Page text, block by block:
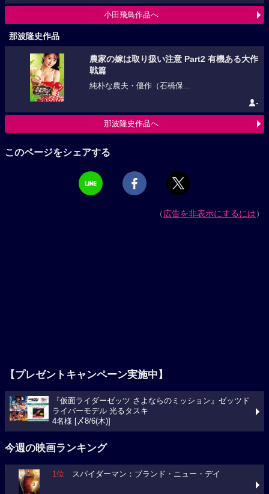
小田飛鳥作品へ
那波隆史作品
農家の嫁は取り扱い注意 Part2 有機ある大作
戦篇
純朴な農夫・優作（石橋保...
-
那波隆史作品へ
このページをシェアする
（広告を非表示にするには）
【プレゼントキャンペーン実施中】
『仮面ライダーゼッツ さよならのミッション』ゼッツド
ライバーモデル 光るタスキ
4名様 [〆8/6(木)]
今週の映画ランキング
1位 スパイダーマン：ブランド・ニュー・デイ